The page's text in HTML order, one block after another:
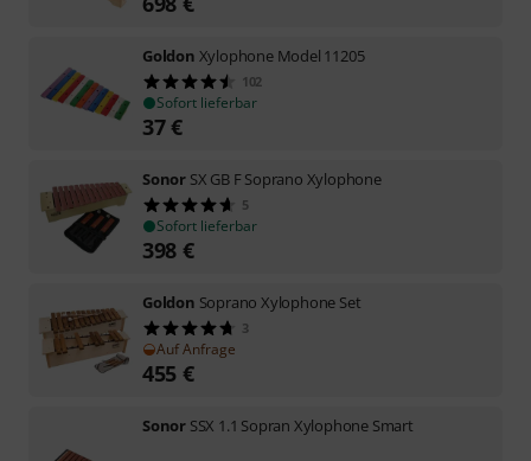
Goldon Xylophone Model 11205
102
Sofort lieferbar
37€
Sonor SX GB F Soprano Xylophone
5
Sofort lieferbar
398 €
Goldon Soprano Xylophone Set
3
Auf Anfrage
455 €
Sonor SSX 1.1 Sopran Xylophone Smart